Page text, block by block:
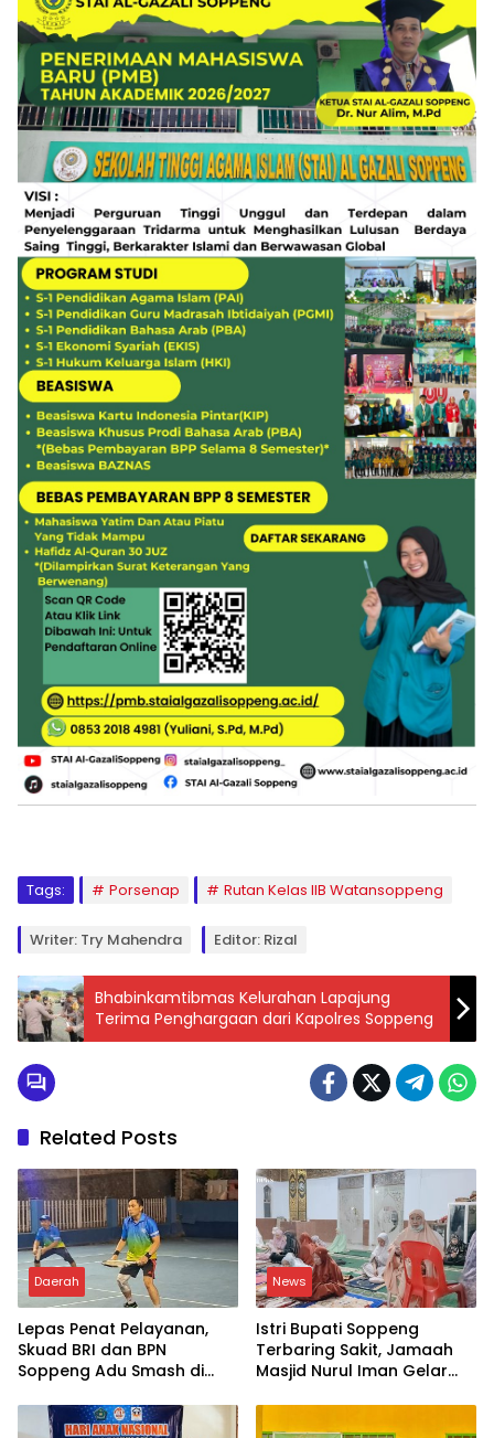
Tags: Porsenap Rutan Kelas IIB Watansoppeng
Writer: Try Mahendra Editor: Rizal
Bhabinkamtibmas Kelurahan Lapajung
Terima Penghargaan dari Kapolres Soppeng
Related Posts
Daerah
Lepas Penat Pelayanan,
Skuad BRI dan BPN
Soppeng Adu Smash di
News
Istri Bupati Soppeng
Terbaring Sakit, Jamaah
Masjid Nurul Iman Gelar